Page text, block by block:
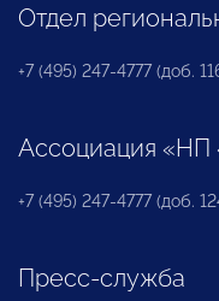
Отдел
+7 (495) 247-4777 (доб.
Ассоциация
+7 (495) 247-4777 (доб.
Пресс-служба